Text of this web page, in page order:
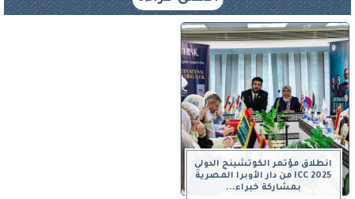
انطلاق مؤتمر الكوتشينج الدولي
ICC 2025 من دار الأوبرا المصرية
بمشاركة خبراء...